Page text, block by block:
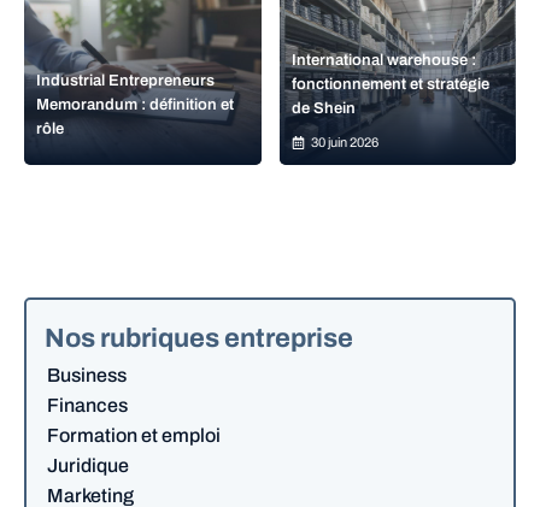
Industrial Entrepreneurs
Memorandum : définition et
rôle
International warehouse :
fonctionnement et stratégie
de Shein
30 juin 2026
Nos rubriques entreprise
Business
Finances
Formation et emploi
Juridique
Marketing